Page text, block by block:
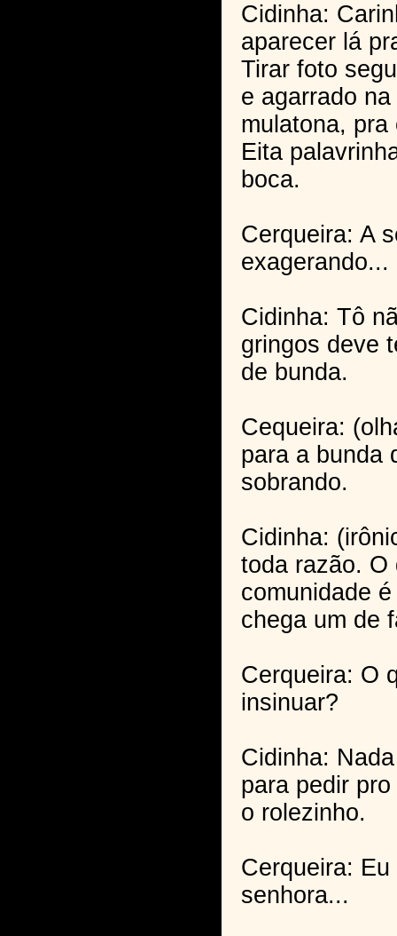
Cidinha:
aparecer lá
Tirar foto
e agarrado
mulatona,
Eita
boca.
Cerqueira: A
exagerando...
Cidinha: Tô
gringos deve
de bunda.
Cequeira:
para a bunda
sobrando.
Cidinha:
toda razão. O
comunidade
chega um de
Cerqueira: O
insinuar?
Cidinha:
para pedir
o rolezinho.
Cerqueira:
senhora...